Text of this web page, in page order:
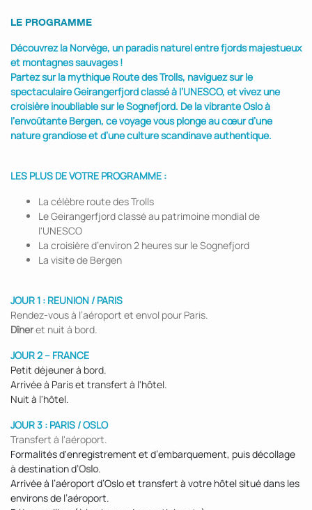
LE PROGRAMME
Découvrez la Norvège, un paradis naturel entre fjords majestueux
et montagnes sauvages !
Partez sur la mythique Route des Trolls, naviguez sur le
spectaculaire Geirangerfjord classé à l’UNESCO, et vivez une
croisière inoubliable sur le Sognefjord. De la vibrante Oslo à
l’envoûtante Bergen, ce voyage vous plonge au cœur d’une
nature grandiose et d’une culture scandinave authentique.
LES PLUS DE VOTRE PROGRAMME :
La célèbre route des Trolls
Le Geirangerfjord classé au patrimoine mondial de
l'UNESCO
La croisière d’environ 2 heures sur le Sognefjord
La visite de Bergen
JOUR 1 : REUNION / PARIS
Rendez-vous à l’aéroport et envol pour Paris.
Dîneret nuit à bord.
JOUR 2 – FRANCE
Petit déjeuner à bord.
Arrivée à Paris et transfert à l'hôtel.
Nuit à l'hôtel.
JOUR 3 : PARIS / OSLO
Transfert à l'aéroport.
Formalités d'enregistrement et d’embarquement, puis décollage
à destination d’Oslo.
Arrivée à l’aéroport d’Oslo et transfert à votre hôtel situé dans les
environs de l’aéroport.